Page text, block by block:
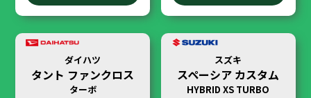
ダイハツ
タント ファンクロス
ターボ
スズキ
スペーシア カスタム
HYBRID XS TURBO